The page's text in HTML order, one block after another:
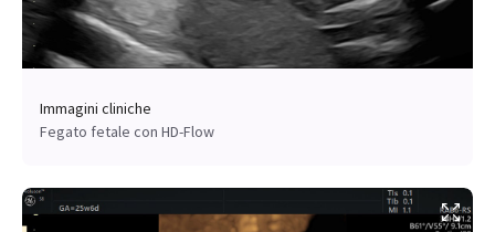
Immagini cliniche
Fegato fetale con HD-Flow